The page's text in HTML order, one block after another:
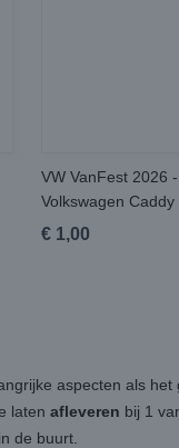
VW VanFest 2026
Volkswagen Caddy
€ 1,00
aspecten als
laten afleveren bij 1
de buurt.